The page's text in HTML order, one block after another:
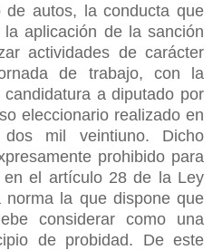
autos, la conducta que
aplicación de la sanción
actividades de carácter
de trabajo, con la
a diputado por
eleccionario realizado en
mil veintiuno. Dicho
prohibido para
en el artículo 28 de la Ley
norma la que dispone que
considerar como una
de probidad. De este